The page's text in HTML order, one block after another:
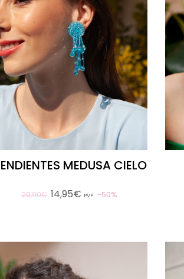
MEDUSA CIELO
29,90€ 14,95€ PVP 50%